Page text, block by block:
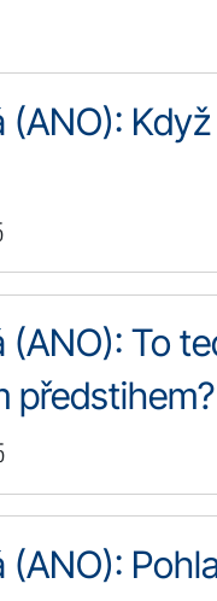
(ANO):
(ANO): To
předstihem?